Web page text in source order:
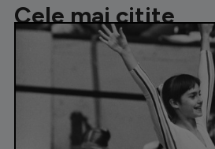
Cele mai citite